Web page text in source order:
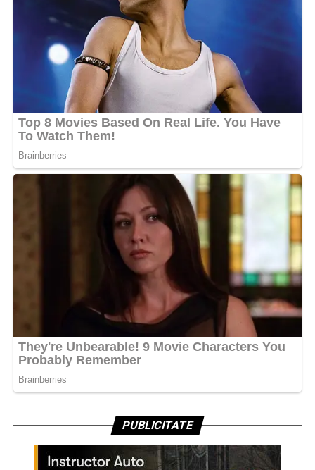
PUBLICITATE